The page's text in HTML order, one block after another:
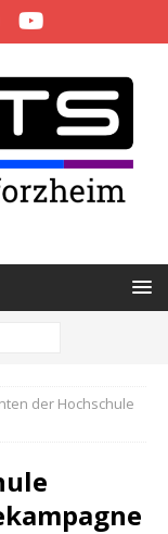
der Hochschule